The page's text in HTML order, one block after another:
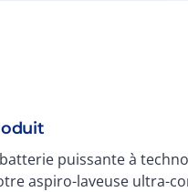
puissante à
aspiro-laveuse ultra-
à son suceur
peut aspirer